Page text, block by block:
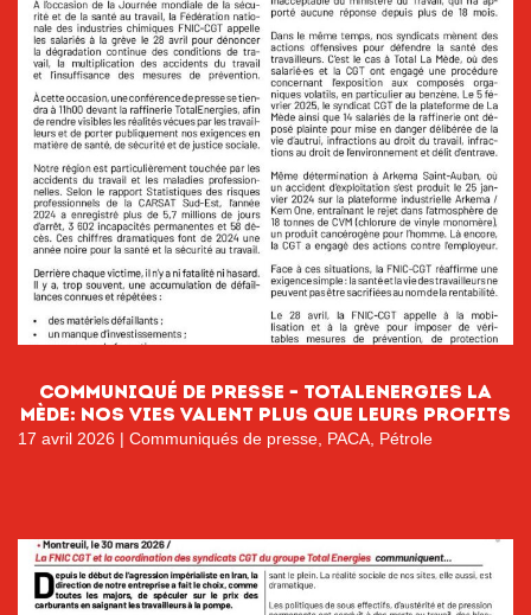
Communiqué de Presse – TotalEnergies La
Mède: Nos vies valent plus que leurs profits
17 avril 2026 | Communiqués de presse PACA Pétrole